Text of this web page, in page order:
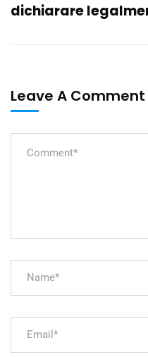
dichiarare
Leave A Comment